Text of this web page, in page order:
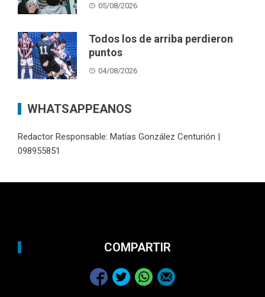
05/08/2026
Todos los de arriba perdieron
puntos
04/08/2026
WHATSAPPEANOS
Redactor Responsable: Matías González Centurión |
098955851
COMPARTIR